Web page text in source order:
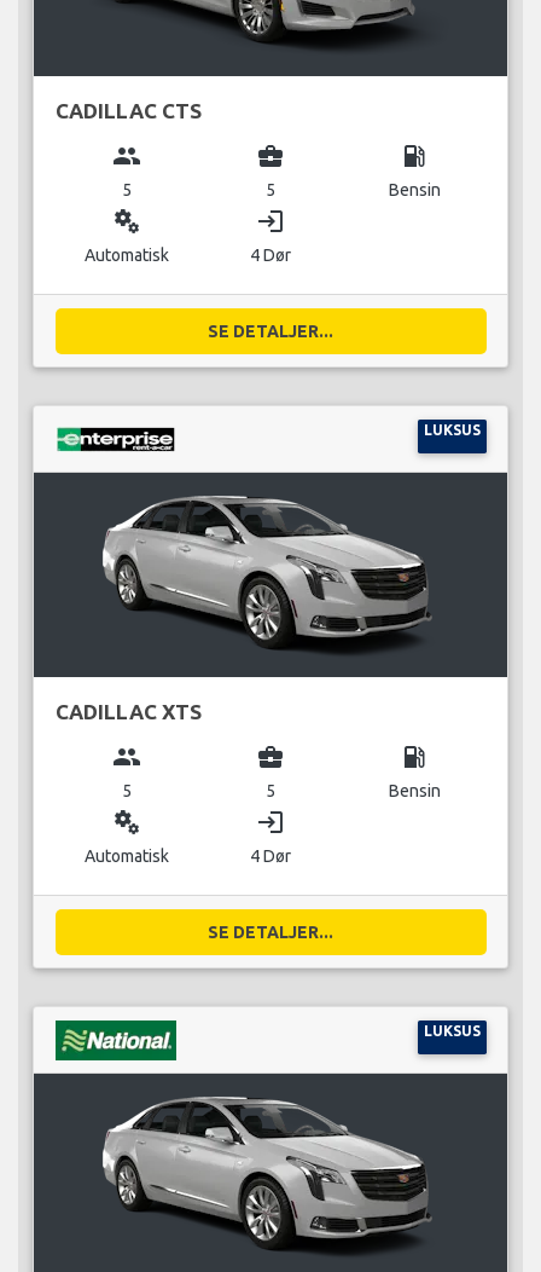
CADILLAC CTS
group
5
business_center
5
local_gas_station
Bensin
miscellaneous_services
Automatisk
login
4 Dør
SE DETALJER...
LUKSUS
CADILLAC XTS
group
5
business_center
5
local_gas_station
Bensin
miscellaneous_services
Automatisk
login
4 Dør
SE DETALJER...
LUKSUS